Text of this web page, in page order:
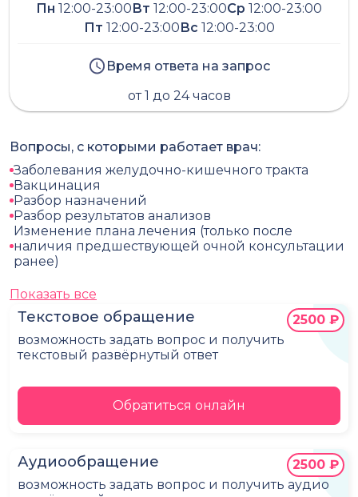
Пн 12:00-23:00 Вт 12:00-23:00Ср 12:00-23:00
Пт 12:00-23:00 Вс 12:00-23:00
Время ответа на запрос
от 1 до 24 часов
Текстовое обращение
возможность задать вопрос и получить
текстовый развёрнутый ответ
2500 ₽
Обратиться онлайн
Аудиообращение
возможность задать вопрос и получить аудио
2500 ₽
Вопросы, с которыми работает врач:
Заболевания желудочно-кишечного тракта
Вакцинация
Разбор назначений
Разбор результатов анализов
Изменение плана лечения (только после
наличия предшествующей очной консультации
ранее)
Показать все